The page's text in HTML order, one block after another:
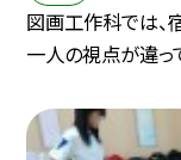
図画工作科では、
一人の視点が違っ